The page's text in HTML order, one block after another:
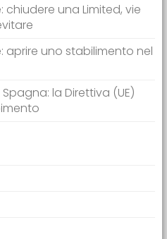
chiudere una Limited, vie
aprire uno stabilimento nel
la Direttiva (UE)